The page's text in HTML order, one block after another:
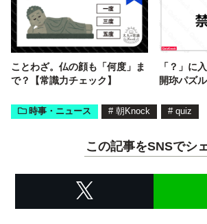
ことわざ。仏の顔も「何度」ま
で？【常識力チェック】
「？」に
開珎パズ
時事・ニュース # 朝Knock # quiz
この記事をSNSでシ